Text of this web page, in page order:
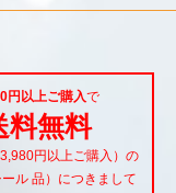
円以上ご購入で
料無料
円以上ご購入）の
ル 品）につきまして